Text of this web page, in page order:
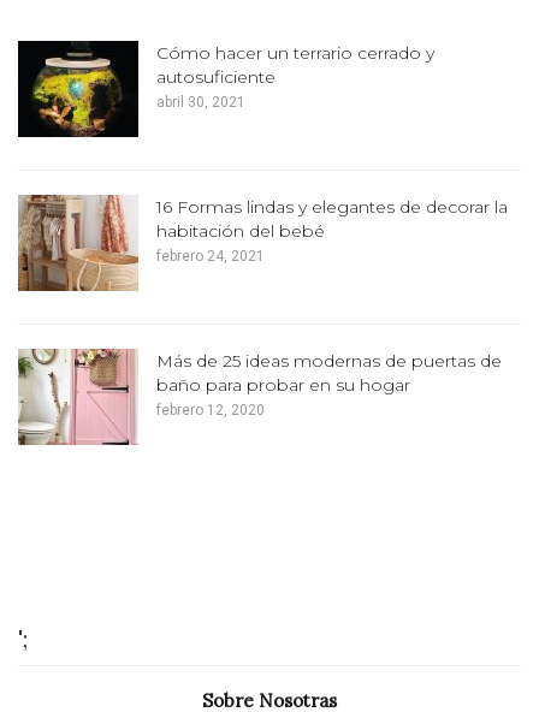
Cómo hacer un terrario cerrado y
autosuficiente
abril 30, 2021
16 Formas lindas y elegantes de decorar la
habitación del bebé
febrero 24, 2021
Más de 25 ideas modernas de puertas de
baño para probar en su hogar
febrero 12, 2020
';
Sobre Nosotras